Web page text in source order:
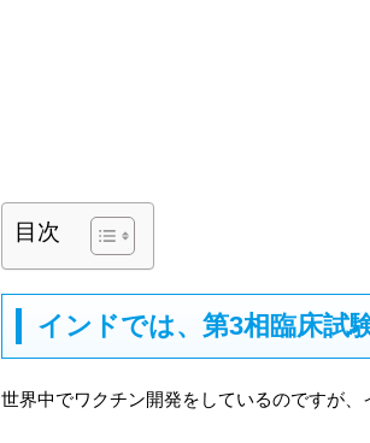
目次
インドでは、第3相臨床試
世界中でワクチン開発をしているのですが、